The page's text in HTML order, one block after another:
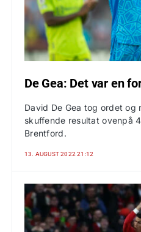
De Gea: Det var en
David De Gea tog ordet og
skuffende resultat ovenpå
Brentford.
13. AUGUST 2022 21:12